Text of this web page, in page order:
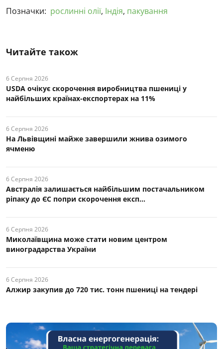
Позначки: рослинні олії, Індія, пакування
Читайте також
6 Серпня 2026
USDA очікує скорочення виробництва пшениці у
найбільших країнах-експортерах на 11%
6 Серпня 2026
На Львівщині майже завершили жнива озимого
ячменю
6 Серпня 2026
Австралія залишається найбільшим постачальником
ріпаку до ЄС попри скорочення експ...
6 Серпня 2026
Миколаївщина може стати новим центром
виноградарства України
6 Серпня 2026
Алжир закупив до 720 тис. тонн пшениці на тендері